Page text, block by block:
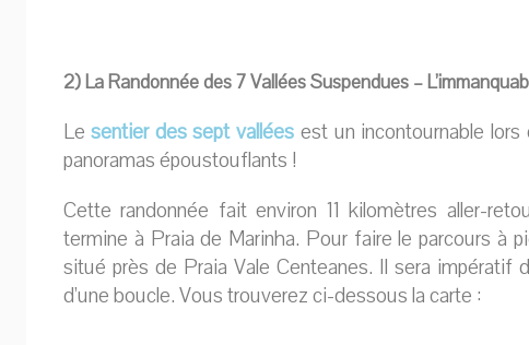
2) La Randonnée des 7 Vallées Suspendues –
Le sentier des sept vallées est un incontournable
panoramas époustouflants !
Cette randonnée fait environ 11 kilomètres aller-
termine à Praia de Marinha. Pour faire le parcours à
situé près de Praia Vale Centeanes. Il sera impératif
d’une boucle. Vous trouverez ci-dessous la carte :